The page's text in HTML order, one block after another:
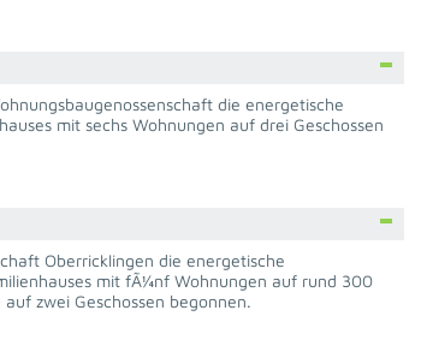
die energetische
mit sechs Wohnungen auf drei Geschossen
Oberricklingen die energetische
mit fÃ¼nf Wohnungen auf rund 300
zwei Geschossen begonnen.